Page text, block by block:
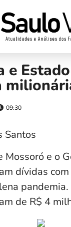
e
09:30
Santos
e o
dívidas
de R$ 4